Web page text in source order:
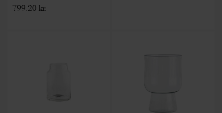
799.20 kr.